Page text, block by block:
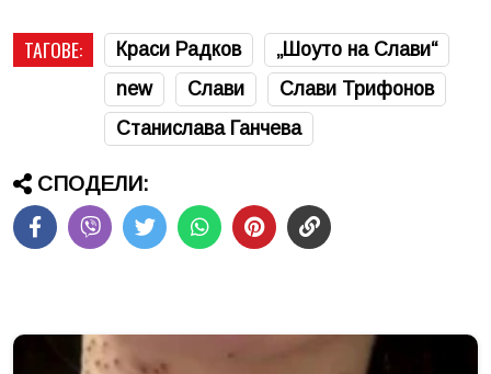
ТАГОВЕ: Краси Радков
„Шоуто на Слави“
new
Слави
Слави Трифонов
Станислава Ганчева
СПОДЕЛИ: